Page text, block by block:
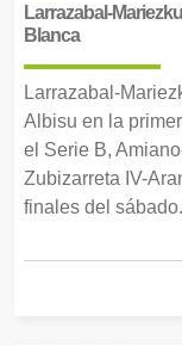
Larrazabal-
Blanca
Larrazabal-
Albisu en la
el Serie B,
Zubizarreta IV-
finales del sábado.